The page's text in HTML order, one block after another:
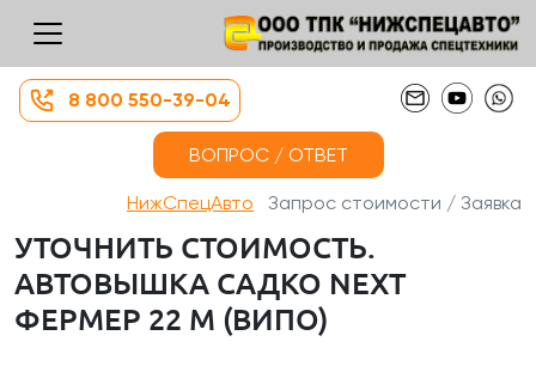
8 800 550-39-04
ВОПРОС / ОТВЕТ
НижСпецАвто Запрос стоимости / Заявка
УТОЧНИТЬ СТОИМОСТЬ.
АВТОВЫШКА САДКО NEXT
ФЕРМЕР 22 М (ВИПО)